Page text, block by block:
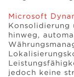
Microsoft
Konsolidierung
hinweg,
jedoch keine